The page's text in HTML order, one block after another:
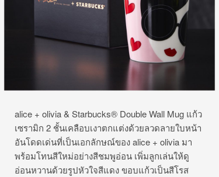
alice + olivia & Starbucks® Double Wall Mug แก้ว
เซรามิก 2 ชั้นเคลือบเงาตกแต่งด้วยลวดลายใบหน้า
อันโดดเด่นที่เป็นเอกลักษณ์ของ alice + olivia มา
พร้อมโทนสีใหม่อย่างสีชมพูอ่อน เพิ่มลูกเล่นให้ดู
อ่อนหวานด้วยรูปหัวใจสีแดง ขอบแก้วเป็นสีโรส